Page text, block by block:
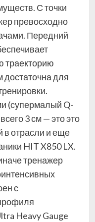
С точки
превосходно
Передний
траекторию
для
(супермалый Q-
3 см — это это
в отрасли и еще
HIT X850 LX.
тренажер
с
Heavy Gauge